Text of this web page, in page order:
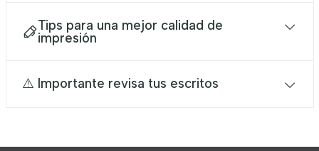
Tips para una mejor calidad de
impresión
⚠️ Importante revisa tus escritos